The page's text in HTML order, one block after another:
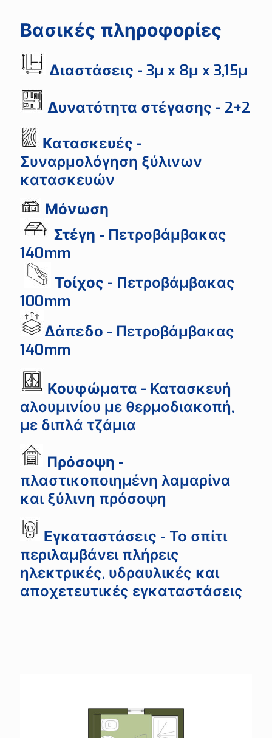
Βασικές πληροφορίες
Διαστάσεις - 3μ x 8μ x 3,15μ
Δυνατότητα στέγασης - 2+2
Κατασκευές -
Συναρμολόγηση ξύλινων
κατασκευών
Μόνωση
Στέγη - Πετροβάμβακας
140mm
Τοίχος - Πετροβάμβακας
100mm
Δάπεδο - Πετροβάμβακας
140mm
Κουφώματα - Κατασκευή
αλουμινίου με θερμοδιακοπή,
με διπλά τζάμια
Πρόσοψη -
πλαστικοποιημένη λαμαρίνα
και ξύλινη πρόσοψη
Εγκαταστάσεις - Το σπίτι
περιλαμβάνει πλήρεις
ηλεκτρικές, υδραυλικές και
αποχετευτικές εγκαταστάσεις